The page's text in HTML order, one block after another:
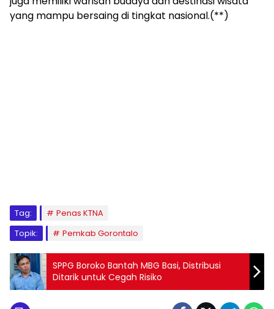
yang mampu bersaing di tingkat nasional.(**)
Tag:
Penas KTNA
Topik:
Pemkab Gorontalo
SPPG Boroko Bantah MBG Basi, Distribusi
Ditarik untuk Cegah Risiko